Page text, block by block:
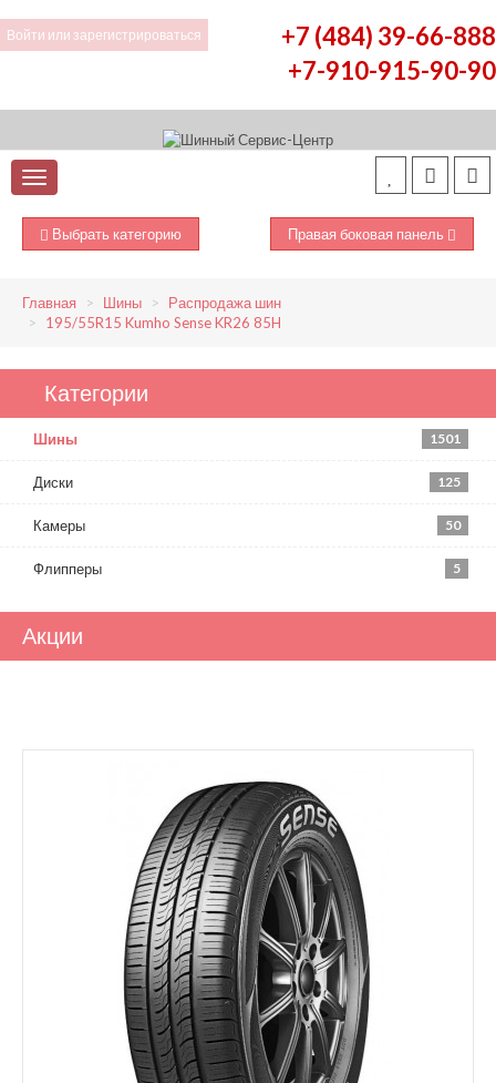
Войти или зарегистрироваться
+7 (484) 39-66-888
+7-910-915-90-90
Выбрать категорию Правая боковая панель
Главная Шины
Распродажа шин
195/55R15 Kumho Sense KR26 85H
Категории
Шины 1501
Диски 125
Камеры 50
Флипперы 5
Акции